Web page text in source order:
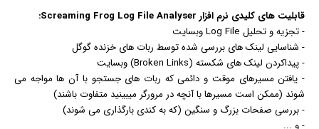
قابلیت های کلیدی نرم افزارScreaming Frog Log File Analyser:
- تجزیه و تحلیل Log File وبسایت
- شناسایی لینک های بررسی شده توسط ربات های خزنده گوگل
- پیداکردن لینک های شکسته (Broken Links) وبسایت
- یافتن مسیرهای موقت و دائمی که ربات های جستجو با آن ها مواجه می
شوند (ممکن است مسیرها با آنچه در مرورگر میبینید متفاوت باشند)
- بررسی صفحات بزرگ و سنگین (که به کندی بارگذاری می شوند)